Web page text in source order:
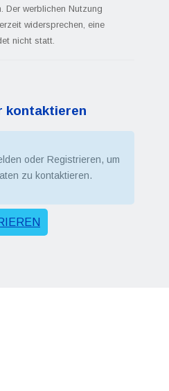
Der werblichen Nutzung
widersprechen, eine
nicht statt.
kontaktieren
oder Registrieren, um
zu kontaktieren.